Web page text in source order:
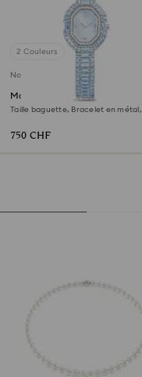
2 Couleurs
Nouveau
Montre Matrix octagon
Taille baguette, Bracelet en métal,
750 CHF